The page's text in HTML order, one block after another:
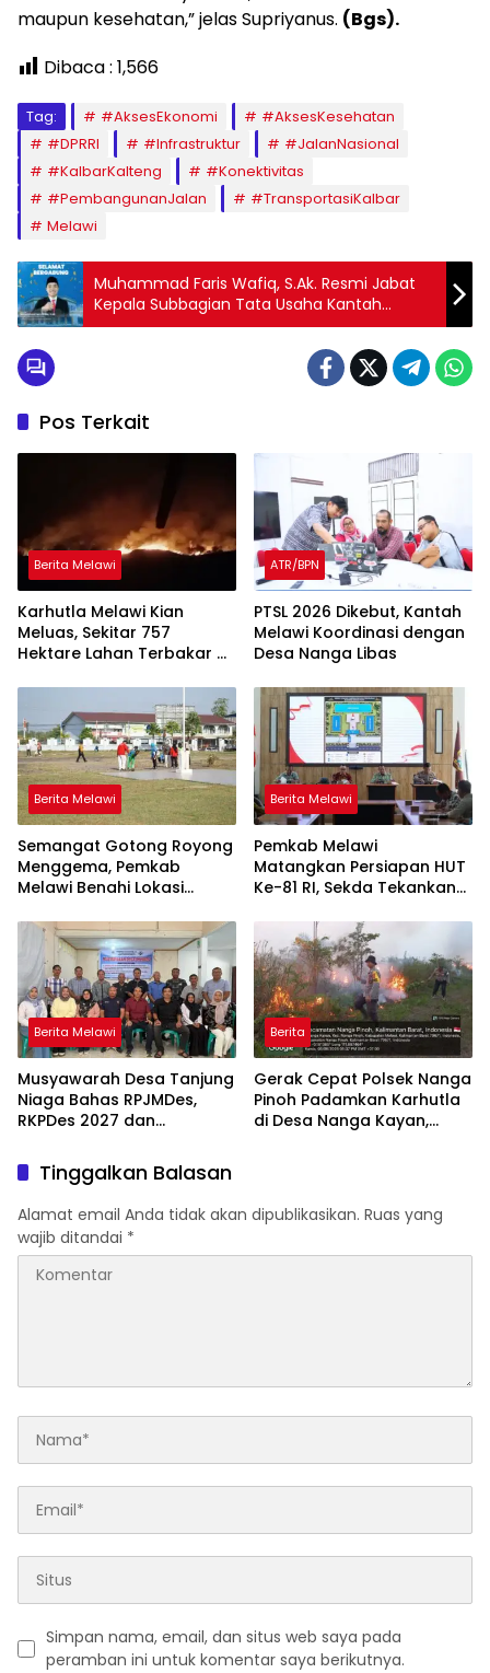
maupun kesehatan,” jelas Supriyanus. (Bgs).
Dibaca : 1,566
Tag: #AksesEkonomi
#AksesKesehatan
#DPRRI
#Infrastruktur
#JalanNasional
#KalbarKalteng
#Konektivitas
#PembangunanJalan
#TransportasiKalbar
Melawi
Muhammad Faris Wafiq, S.Ak. Resmi Jabat
Kepala Subbagian Tata Usaha Kantah
Melawi
Pos Terkait
Berita Melawi
Karhutla Melawi Kian
Meluas, Sekitar 757
Hektare Lahan Terbakar di
ATR/BPN
PTSL 2026 Dikebut, Kantah
Melawi Koordinasi dengan
Desa Nanga Libas
Berita Melawi
Semangat Gotong Royong
Menggema, Pemkab
Melawi Benahi Lokasi
Berita Melawi
Pemkab Melawi
Matangkan Persiapan HUT
Ke-81 RI, Sekda Tekankan
Jawab Panitia
Berita Melawi
Musyawarah Desa Tanjung
Niaga Bahas RPJMDes,
RKPDes 2027 dan
Stunting
Berita
Gerak Cepat Polsek Nanga
Pinoh Padamkan Karhutla
di Desa Nanga Kayan,
Tinggalkan Balasan
Alamat email Anda tidak akan dipublikasikan. Ruas yang
wajib ditandai *
Simpan nama, email, dan situs web saya pada
peramban ini untuk komentar saya berikutnya.